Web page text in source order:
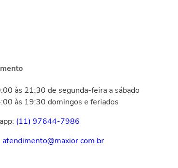
às 21:30 de segunda-feira a sábado
às 19:30 domingos e feriados
(11) 97644-7986
atendimento@maxior.com.br